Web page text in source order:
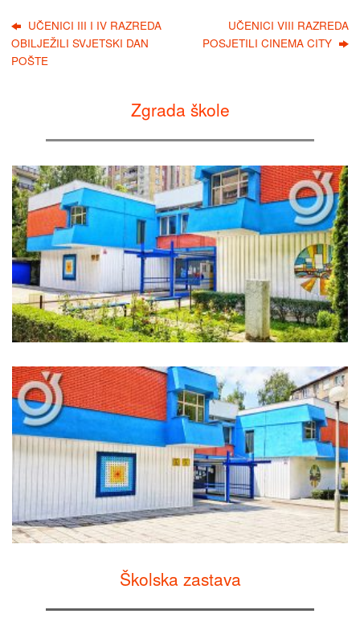
UČENICI III I IV RAZREDA
OBILJEŽILI SVJETSKI DAN
POŠTE
UČENICI VIII RAZREDA
POSJETILI CINEMA CITY
Zgrada škole
Školska zastava